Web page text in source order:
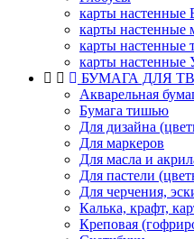
карты настенные
карты настенные
карты настенные
карты настенные
БУМАГА ДЛЯ
Акварельная
Бумага тишью
Для дизайна
Для маркеров
Для масла и
Для пастели
Для черчения,
Калька, крафт,
Креповая